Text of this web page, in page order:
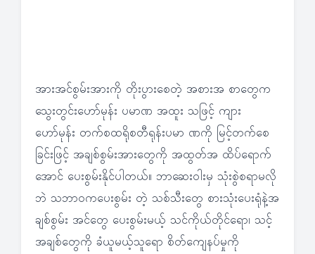
အားအင်စွမ်းအားကို တိုးပွားစေတဲ့ အစားအ စာတွေက
သွေးတွင်းဟော်မုန်း ပမာဏ အထူး သဖြင့် ကျား
ဟော်မုန်း တက်စထရိုစတီရုန်းပမာ ဏကို မြင့်တက်စေ
ခြင်းဖြင့် အချစ်စွမ်းအားတွေကို အထွတ်အ ထိပ်ရောက်
အောင် ပေးစွမ်းနိုင်ပါတယ်။ ဘာဆေးဝါးမှ သုံးစွဲစရာမလို
ဘဲ သဘာဝကပေးစွမ်း တဲ့ သစ်သီးတွေ စားသုံးပေးရုံနဲ့အ
ချစ်စွမ်း အင်တွေ ပေးစွမ်းမယ့် သင်ကိုယ်တိုင်ရော၊ သင့်
အချစ်တွေကို ခံယူမယ့်သူရော စိတ်ကျေနပ်မှုကို